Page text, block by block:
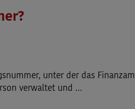
unter der das
verwaltet und …